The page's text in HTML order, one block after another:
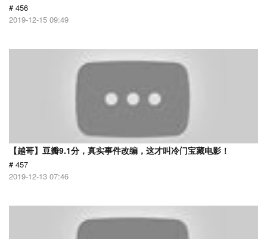
# 456
2019-12-15 09:49
【越哥】豆瓣9.1分，真实事件改编，这才叫冷门宝藏电影！
# 457
2019-12-13 07:46